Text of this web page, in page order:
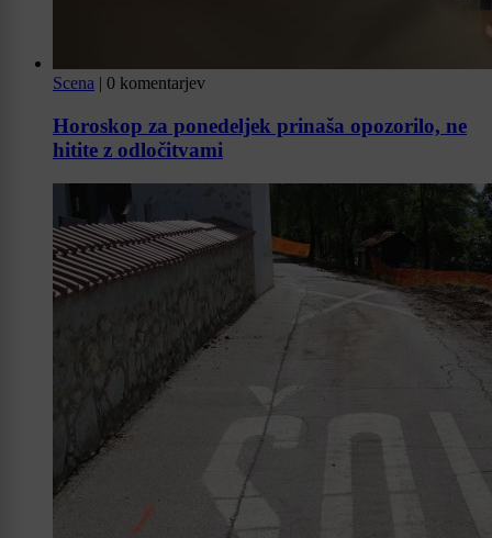
Scena | 0 komentarjev
Horoskop za ponedeljek prinaša opozorilo, ne
hitite z odločitvami